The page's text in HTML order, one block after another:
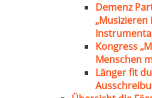
Demenz
Kongress
Menschen
Länger fit